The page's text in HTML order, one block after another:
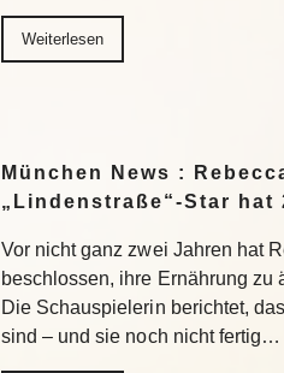
Weiterlesen
München News :
„Lindenstraße“-Star hat
Vor nicht ganz zwei Jahren hat
beschlossen, ihre Ernährung zu
Die Schauspielerin berichtet,
sind – und sie noch nicht fertig…